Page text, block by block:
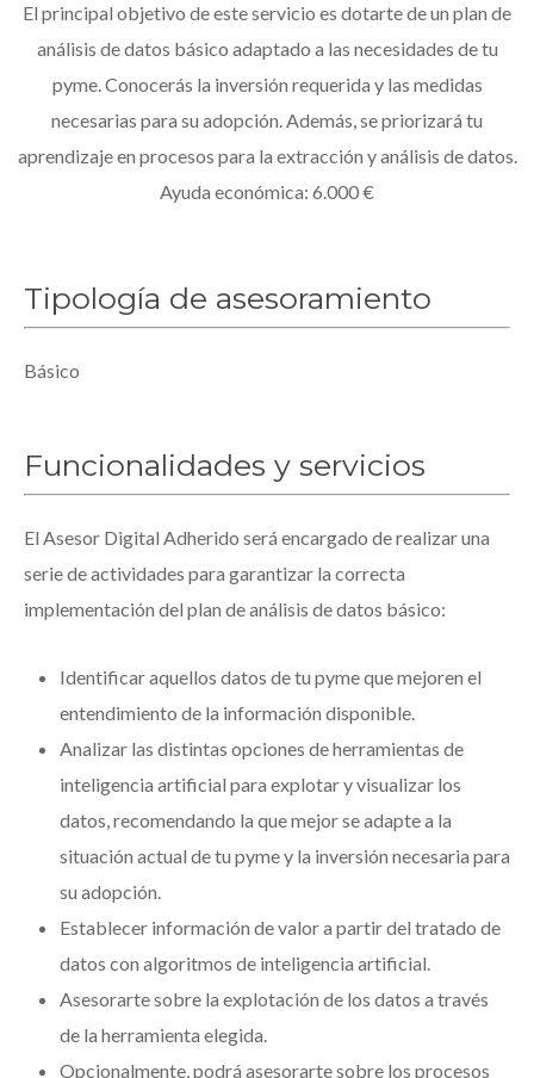
El principal objetivo de este servicio es dotarte de un plan de
análisis de datos básico adaptado a las necesidades de tu
pyme. Conocerás la inversión requerida y las medidas
necesarias para su adopción. Además, se priorizará tu
aprendizaje en procesos para la extracción y análisis de datos.
Ayuda económica: 6.000 €
Tipología de asesoramiento
Básico
Funcionalidades y servicios
El Asesor Digital Adherido será encargado de realizar una
serie de actividades para garantizar la correcta
implementación del plan de análisis de datos básico:
Identificar aquellos datos de tu pyme que mejoren el
entendimiento de la información disponible.
Analizar las distintas opciones de herramientas de
inteligencia artificial para explotar y visualizar los
datos, recomendando la que mejor se adapte a la
situación actual de tu pyme y la inversión necesaria para
su adopción.
Establecer información de valor a partir del tratado de
datos con algoritmos de inteligencia artificial.
Asesorarte sobre la explotación de los datos a través
de la herramienta elegida.
Opcionalmente, podrá asesorarte sobre los procesos